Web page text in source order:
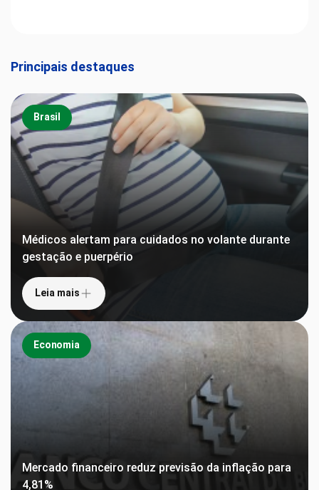
Principais destaques
Brasil
Médicos alertam para cuidados no volante durante
gestação e puerpério
Leia mais
Economia
Mercado financeiro reduz previsão da inflação para
4,81%